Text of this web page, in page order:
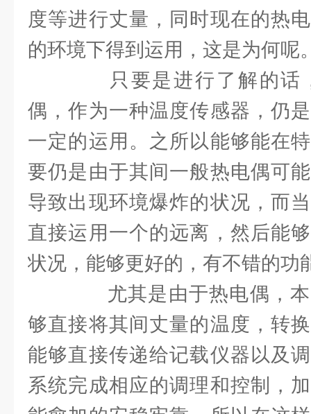
度等进行丈量，同时现在的热
的环境下得到运用，这是为何呢
只要是进行了解的话
偶，作为一种温度传感器，仍
一定的运用。之所以能够能在
要仍是由于其间一般热电偶可
导致出现环境爆炸的状况，而
直接运用一个的远离，然后能
状况，能够更好的，有不错的功
尤其是由于热电偶，本
够直接将其间丈量的温度，转
能够直接传递给记载仪器以及
系统完成相应的调理和控制，